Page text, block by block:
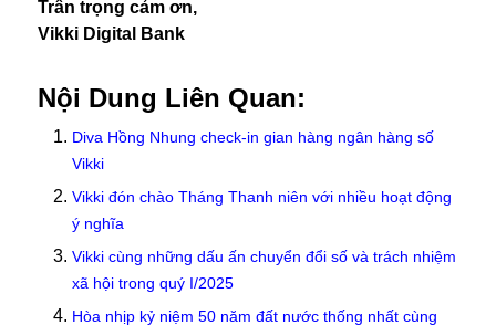
Trân trọng cảm ơn,
Vikki Digital Bank
Nội Dung Liên Quan:
Diva Hồng Nhung check-in gian hàng ngân hàng số
Vikki
Vikki đón chào Tháng Thanh niên với nhiều hoạt động
ý nghĩa
Vikki cùng những dấu ấn chuyển đổi số và trách nhiệm
xã hội trong quý I/2025
Hòa nhịp kỷ niệm 50 năm đất nước thống nhất cùng